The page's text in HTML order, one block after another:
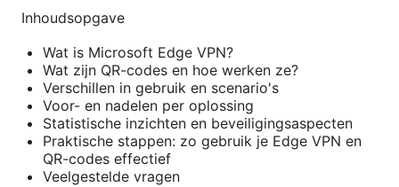
Inhoudsopgave
Wat is Microsoft Edge VPN?
Wat zijn QR-codes en hoe werken ze?
Verschillen in gebruik en scenario's
Voor- en nadelen per oplossing
Statistische inzichten en beveiligingsaspecten
Praktische stappen: zo gebruik je Edge VPN en
QR-codes effectief
Veelgestelde vragen